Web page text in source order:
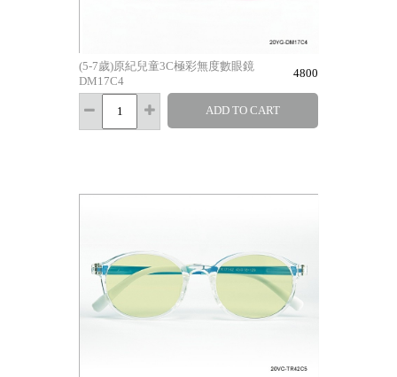
(5-7歲)原紀兒童3C極彩無度數眼鏡
DM17C4
4800
ADD TO CART